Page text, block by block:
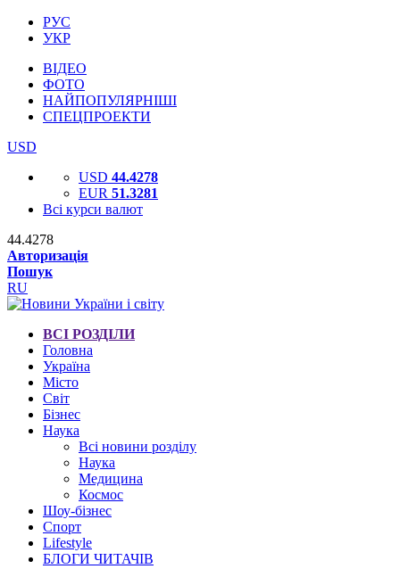
РУС
УКР
ВІДЕО
ФОТО
НАЙПОПУЛЯРНІШІ
СПЕЦПРОЕКТИ
USD
USD 44.4278
EUR 51.3281
Всі курси валют
44.4278
Авторизація
Пошук
RU
ВСІ РОЗДІЛИ
Головна
Україна
Місто
Світ
Бізнес
Наука
Всі новини розділу
Наука
Медицина
Космос
Шоу-бізнес
Спорт
Lifestyle
БЛОГИ ЧИТАЧІВ